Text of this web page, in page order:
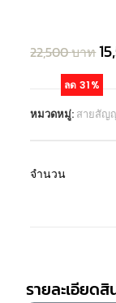
ลด 31%
22,500บาท
หมวดหมู่: สายสัญ
จำนวน
รายละเอียดสิ